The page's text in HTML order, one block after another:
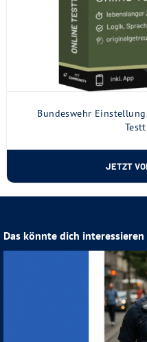
Bundeswehr
JETZT
Das könnte dich interessieren